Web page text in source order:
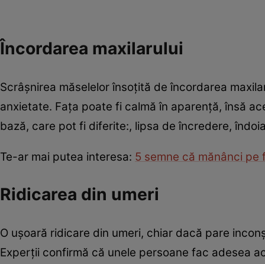
Încordarea maxilarului
Scrâşnirea măselelor însoţită de încordarea
anxietate. Faţa poate fi calmă în aparenţă, însă
bază, care pot fi diferite:, lipsa de încredere,
Te-ar mai putea interesa: 5 semne că mănânci
Ridicarea din umeri
O ușoară ridicare din umeri, chiar dacă pare
Experții confirmă că unele persoane fac adesea